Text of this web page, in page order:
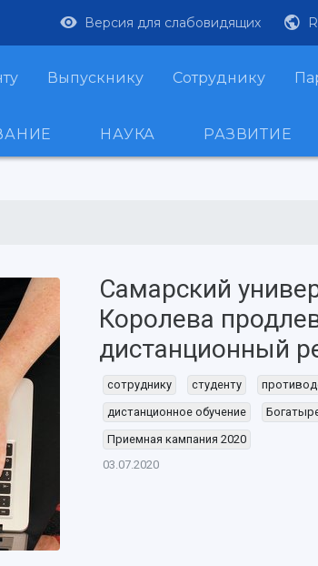
Версия для слабовидящих
Выпускнику Сотруднику
НАУКА РАЗВИТИЕ
Самарский
Королева
дистанционный
сотруднику студенту
дистанционное обучение
Приемная кампания 2020
03.07.2020